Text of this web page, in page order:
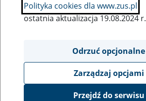
Wpisz kod pocztowy:
Polityka cookies dla www.zus.pl
ostatnia aktualizacja 19.08.2024 r.
Odrzuć opcjonalne
Zarządzaj opcjami
Przejdź do serwisu